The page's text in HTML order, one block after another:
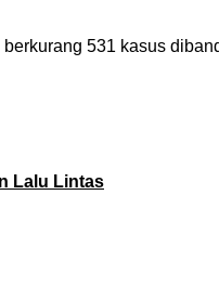
531 kasus
Lalu Lintas